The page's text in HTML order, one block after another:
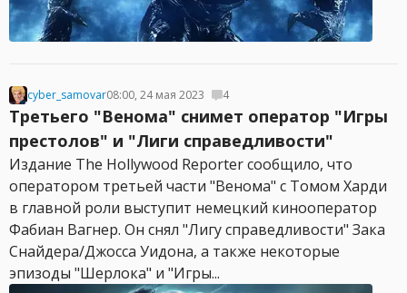
cyber_samovar08:00, 24 мая 2023 4
Третьего "Венома" снимет оператор "Игры
престолов" и "Лиги справедливости"
Издание The Hollywood Reporter сообщило, что
оператором третьей части "Венома" с Томом Харди
в главной роли выступит немецкий кинооператор
Фабиан Вагнер. Он снял "Лигу справедливости" Зака
Снайдера/Джосса Уидона, а также некоторые
эпизоды "Шерлока" и "Игры...